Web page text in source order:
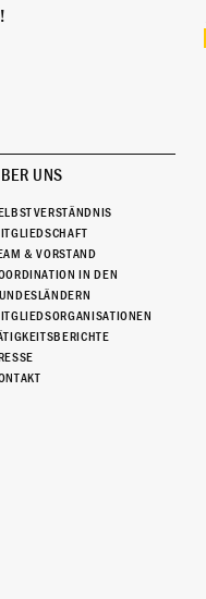
UNS
& VORSTAND
IN DEN